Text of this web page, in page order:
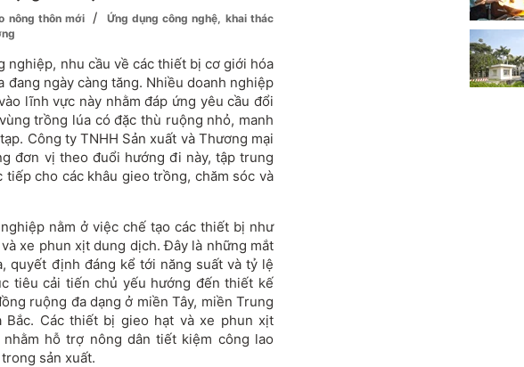
nông thôn mới /
Ứng dụng công nghệ, khai thác
nghiệp, nhu cầu về các thiết bị cơ giới hóa
đang ngày càng tăng. Nhiều doanh nghiệp
lĩnh vực này nhằm đáp ứng yêu cầu đổi
trồng lúa có đặc thù ruộng nhỏ, manh
Công ty TNHH Sản xuất và Thương mại
đơn vị theo đuổi hướng đi này, tập trung
cho các khâu gieo trồng, chăm sóc và
nằm ở việc chế tạo các thiết bị như
xe phun xịt dung dịch. Đây là những mắt
quyết định đáng kể tới năng suất và tỷ lệ
tiêu cải tiến chủ yếu hướng đến thiết kế
ruộng đa dạng ở miền Tây, miền Trung
Các thiết bị gieo hạt và xe phun xịt
hỗ trợ nông dân tiết kiệm công lao
sản xuất.